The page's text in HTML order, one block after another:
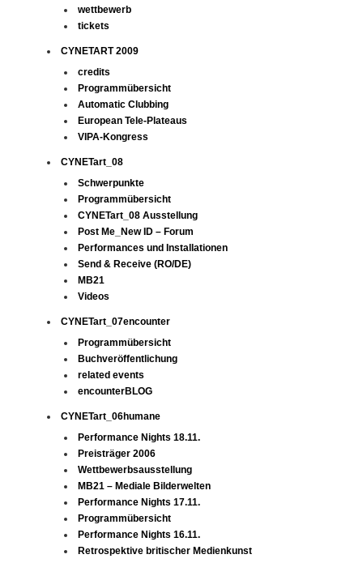
wettbewerb
tickets
CYNETART 2009
credits
Programmübersicht
Automatic Clubbing
European Tele-Plateaus
VIPA-Kongress
CYNETart_08
Schwerpunkte
Programmübersicht
CYNETart_08 Ausstellung
Post Me_New ID – Forum
Performances und Installationen
Send & Receive (RO/DE)
MB21
Videos
CYNETart_07encounter
Programmübersicht
Buchveröffentlichung
related events
encounterBLOG
CYNETart_06humane
Performance Nights 18.11.
Preisträger 2006
Wettbewerbsausstellung
MB21 – Mediale Bilderwelten
Performance Nights 17.11.
Programmübersicht
Performance Nights 16.11.
Retrospektive britischer Medienkunst